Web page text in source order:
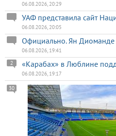
06.08.2026, 20:29
УАФ представила сайт
06.08.2026, 20:05
Официально. Ян Диоманде
06.08.2026, 19:41
«Карабах» в Люблине
2
06.08.2026, 19:17
30